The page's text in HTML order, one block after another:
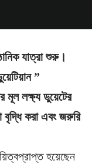
যাত্রা শুরু।
”
মূল লক্ষ্য ডুয়েটের
বৃদ্ধি করা এবং জরুরি
হয়েছেন